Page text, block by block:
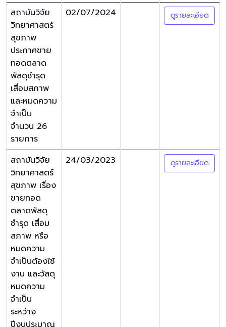
สถาบันวิจัย
วิทยาศาสตร์
สุขภาพ
ประกาศขาย
ทอดตลาด
พัสดุชำรุด
เสื่อมสภาพ
และหมดความ
จำเป็น
จำนวน 26
รายการ
02/07/2024 ดูรายละเอียด
สถาบันวิจัย
วิทยาศาสตร์
สุขภาพ เรื่อง
ขายทอด
ตลาดพัสดุ
ชำรุด เสื่อม
สภาพ หรือ
หมดความ
จำเป็นต้องใช้
งาน และวัสดุ
หมดความ
จำเป็น
ระหว่าง
ปีงบประมาณ
24/03/2023 ดูรายละเอียด